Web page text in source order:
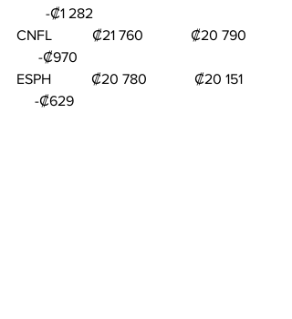
        -₡1 282
CNFL           ₡21 760             ₡20 790
      -₡970
ESPH           ₡20 780             ₡20 151
     -₡629